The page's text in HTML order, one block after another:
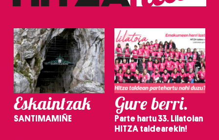
Eskaintzak
SANTIMAMIÑE
Gure berri.
Parte hartu 33. Lilatoian
HITZA taldearekin!